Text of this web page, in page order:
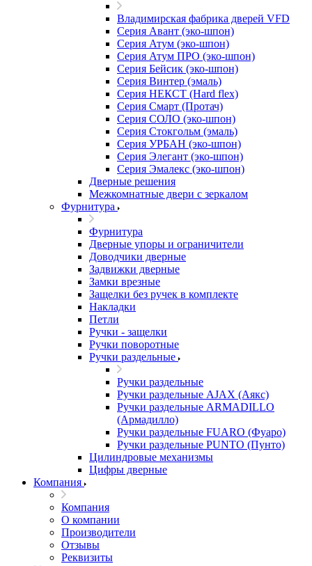
Владимирская фабрика дверей VFD
Серия Авант (эко-шпон)
Серия Атум (эко-шпон)
Серия Атум ПРО (эко-шпон)
Серия Бейсик (эко-шпон)
Серия Винтер (эмаль)
Серия НЕКСТ (Hard flex)
Серия Смарт (Протач)
Серия СОЛО (эко-шпон)
Серия Стокгольм (эмаль)
Серия УРБАН (эко-шпон)
Серия Элегант (эко-шпон)
Серия Эмалекс (эко-шпон)
Дверные решения
Межкомнатные двери c зеркалом
Фурнитура
Фурнитура
Дверные упоры и ограничители
Доводчики дверные
Задвижки дверные
Замки врезные
Защелки без ручек в комплекте
Накладки
Петли
Ручки - защелки
Ручки поворотные
Ручки раздельные
Ручки раздельные
Ручки раздельные AJAX (Аякс)
Ручки раздельные ARMADILLO
(Армадилло)
Ручки раздельные FUARO (Фуаро)
Ручки раздельные PUNTO (Пунто)
Цилиндровые механизмы
Цифры дверные
Компания
Компания
О компании
Производители
Отзывы
Реквизиты